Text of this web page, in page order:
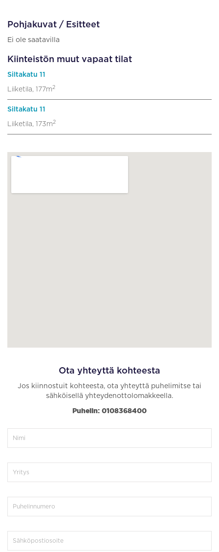
Pohjakuvat / Esitteet
Ei ole saatavilla
Kiinteistön muut vapaat tilat
Siltakatu 11
Liiketila, 177m 2
Siltakatu 11
Liiketila, 173m 2
Ota yhteyttä kohteesta
Jos kiinnostuit kohteesta, ota yhteyttä puhelimitse tai
sähköisellä yhteydenottolomakkeella.
Puhelin: 0108368400